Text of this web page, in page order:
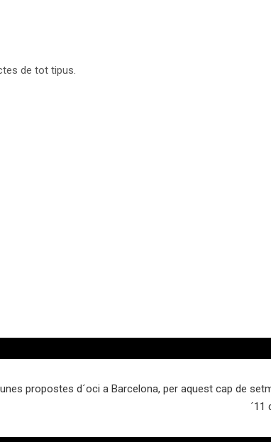
de tot tipus.
propostes d´oci a Barcelona, per aquest cap de
´11